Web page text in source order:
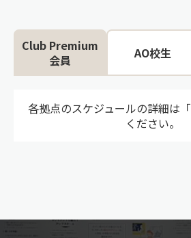
Club Premium
会員
AO校生
各拠点のスケジュールの詳細は「
ください。